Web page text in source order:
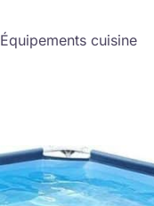
Équipements cuisine